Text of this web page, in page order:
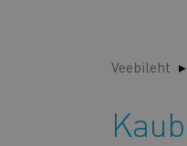
Veebileht